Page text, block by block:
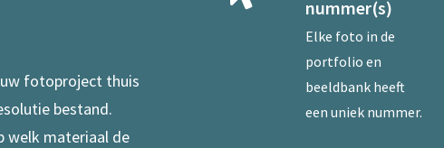
fotoproject thuis
bestand.
welk materiaal de
nummer(s)
Elke foto in de
portfolio en
beeldbank heeft
een uniek nummer.